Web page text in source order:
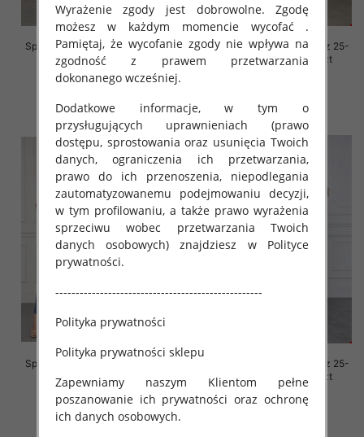
Spodnie damskie jeansy Roz 25-
30, 1 Kolor Paczka 12 szt
56.00 zł
szczegóły
Spodnie damskie jeansy Roz 25-
30, 1 Kolor Paczka 12 szt
szczegóły
Spodnie damskie jeansy Roz 25-
30, 1 Kolor Paczka 12 szt
52.00 zł
szczegóły
Spodnie damskie jeansy Roz 25-
30, 1 Kolor Paczka 12 szt
52.00 zł
Wyrażenie zgody jest dobrowolne. Zgodę
możesz w każdym momencie wycofać .
Pamiętaj, że wycofanie zgody nie wpływa na
zgodność z prawem przetwarzania
dokonanego wcześniej.
Dodatkowe informacje, w tym o
przysługujących uprawnieniach (prawo
dostępu, sprostowania oraz usunięcia Twoich
danych, ograniczenia ich przetwarzania,
prawo do ich przenoszenia, niepodlegania
zautomatyzowanemu podejmowaniu decyzji,
w tym profilowaniu, a także prawo wyrażenia
sprzeciwu wobec przetwarzania Twoich
danych osobowych) znajdziesz w Polityce
prywatności.
---------------------------------------------------
Polityka prywatności
Polityka prywatności sklepu
Zapewniamy naszym Klientom pełne
poszanowanie ich prywatności oraz ochronę
ich danych osobowych.